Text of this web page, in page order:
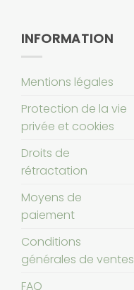
INFORMATION
Mentions légales
Protection de la vie
privée et cookies
Droits de
rétractation
Moyens de
paiement
Conditions
générales de ventes
FAQ